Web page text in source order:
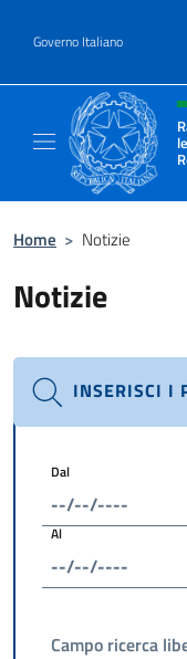
Governo Italiano
Home > Notizie
Notizie
INSERISCI I
Dal
Al
Campo ricerca